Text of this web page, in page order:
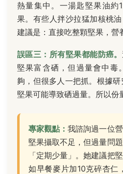
熱量集中。一湯匙堅果油約
果。有些人拌沙拉猛加核桃
建議是：直接吃整顆堅果，營
誤區三：所有堅果都能防癌。
堅果富含硒，但過量會中毒
夠，但很多人一把抓。根據
堅果可能導致硒過量。所以份
專家觀點：我諮詢過一位
堅果攝取不足，但過量問
「定期少量」。她建議把
如早餐麥片加10克碎杏仁